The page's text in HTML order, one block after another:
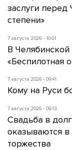
заслуги перед
степени»
7 августа 2026 - 10:01
В
«Беспилотная
7 августа 2026 - 09:41
Кому на Руси
7 августа 2026 - 09:13
Свадьба в
оказываются
торжества